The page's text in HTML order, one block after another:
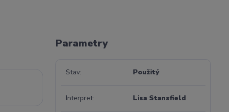
Parametry
Stav Použitý
Interpret Lisa Stansfield